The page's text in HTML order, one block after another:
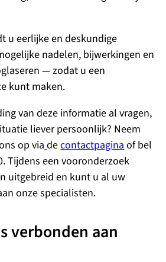
u eerlijke en deskundige
nadelen, bijwerkingen en
— zodat u een
kunt maken.
van deze informatie al vragen,
liever persoonlijk? Neem
op via decontactpagina of bel
Tijdens een vooronderzoek
uitgebreid en kunt u al uw
onze specialisten.
verbonden aan